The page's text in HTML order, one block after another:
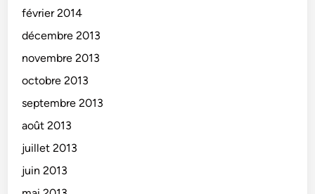
février 2014
décembre 2013
novembre 2013
octobre 2013
septembre 2013
août 2013
juillet 2013
juin 2013